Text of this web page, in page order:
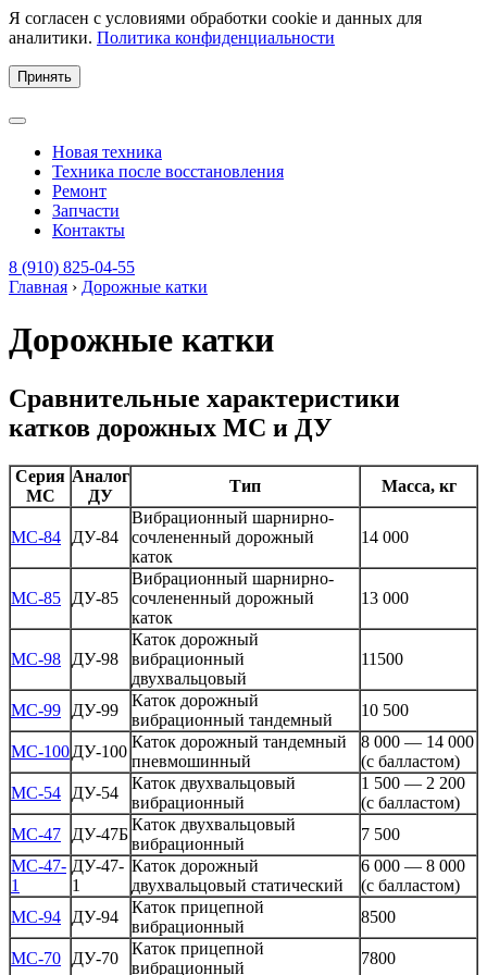
Я согласен с условиями обработки cookie и данных для
аналитики. Политика конфиденциальности
Принять
Новая техника
Техника после восстановления
Ремонт
Запчасти
Контакты
8 (910) 825-04-55
Главная › Дорожные катки
Дорожные катки
Сравнительные характеристики
катков дорожных МС и ДУ
Серия
МС
Аналог
ДУ
Тип Масса, кг
МС-84 ДУ-84
Вибрационный шарнирно-
сочлененный дорожный
каток
14 000
МС-85 ДУ-85
Вибрационный шарнирно-
сочлененный дорожный
каток
13 000
МС-98 ДУ-98
Каток дорожный
вибрационный
двухвальцовый
11500
МС-99 ДУ-99
Каток дорожный
вибрационный тандемный
10 500
МС-100ДУ-100
Каток дорожный тандемный
пневмошинный
8 000 — 14 000
(с балластом)
МС-54
ДУ-54
Каток двухвальцовый
вибрационный
1 500 — 2 200
(с балластом)
МС-47
ДУ-47Б
Каток двухвальцовый
вибрационный
7 500
МС-47-
1
ДУ-47-
1
Каток дорожный
двухвальцовый статический
6 000 — 8 000
(с балластом)
МС-94
ДУ-94
Каток прицепной
вибрационный
8500
МС-70 ДУ-70
Каток прицепной
вибрационный
7800